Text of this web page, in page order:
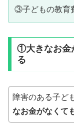
③子どもの教育
①大きなお金
る
障害のある子ど
なお金がなくて